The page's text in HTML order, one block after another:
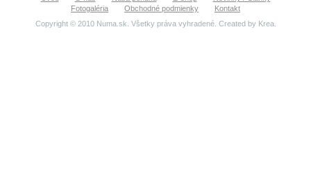
Fotogaléria
Obchodné podmienky
Kontakt
Copyright © 2010 Numa.sk. Všetky práva vyhradené. Created by Krea.